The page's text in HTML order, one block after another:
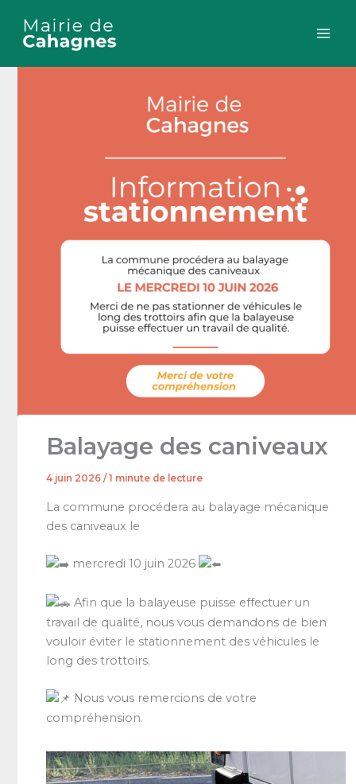
contenu
Balayage des caniveaux
4 juin 2026/1 minute de lecture
La commune procédera au balayage mécanique
des caniveaux le
mercredi 10 juin 2026
Afin que la balayeuse puisse effectuer un
travail de qualité, nous vous demandons de bien
vouloir éviter le stationnement des véhicules le
long des trottoirs.
Nous vous remercions de votre
compréhension.